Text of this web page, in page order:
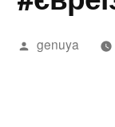
в
Google»
מידע,
מודעות
Написано
genuya